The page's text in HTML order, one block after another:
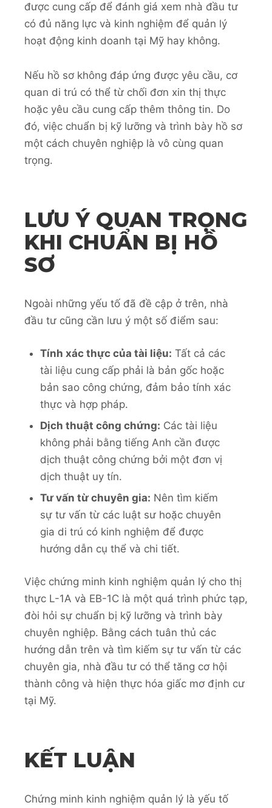
được cung cấp để đánh giá xem nhà đầu tư
có đủ năng lực và kinh nghiệm để quản lý
hoạt động kinh doanh tại Mỹ hay không.
Nếu hồ sơ không đáp ứng được yêu cầu, cơ
quan di trú có thể từ chối đơn xin thị thực
hoặc yêu cầu cung cấp thêm thông tin. Do
đó, việc chuẩn bị kỹ lưỡng và trình bày hồ sơ
một cách chuyên nghiệp là vô cùng quan
trọng.
LƯU Ý QUAN TRỌNG
KHI CHUẨN BỊ HỒ
SƠ
Ngoài những yếu tố đã đề cập ở trên, nhà
đầu tư cũng cần lưu ý một số điểm sau:
Tính xác thực của tài liệu: Tất cả các
tài liệu cung cấp phải là bản gốc hoặc
bản sao công chứng, đảm bảo tính xác
thực và hợp pháp.
Dịch thuật công chứng: Các tài liệu
không phải bằng tiếng Anh cần được
dịch thuật công chứng bởi một đơn vị
dịch thuật uy tín.
Tư vấn từ chuyên gia: Nên tìm kiếm
sự tư vấn từ các luật sư hoặc chuyên
gia di trú có kinh nghiệm để được
hướng dẫn cụ thể và chi tiết.
Việc chứng minh kinh nghiệm quản lý cho thị
thực L-1A và EB-1C là một quá trình phức tạp,
đòi hỏi sự chuẩn bị kỹ lưỡng và trình bày
chuyên nghiệp. Bằng cách tuân thủ các
hướng dẫn trên và tìm kiếm sự tư vấn từ các
chuyên gia, nhà đầu tư có thể tăng cơ hội
thành công và hiện thực hóa giấc mơ định cư
tại Mỹ.
KẾT LUẬN
Chứng minh kinh nghiệm quản lý là yếu tố